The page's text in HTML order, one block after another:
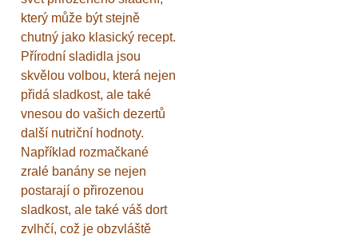
který může být stejně
chutný jako klasický recept.
Přírodní sladidla jsou
skvělou volbou, která nejen
přidá sladkost, ale také
vnesou do vašich dezertů
další nutriční hodnoty.
Například rozmačkané
zralé banány se nejen
postarají o přirozenou
sladkost, ale také váš dort
zvlhčí, což je obzvláště